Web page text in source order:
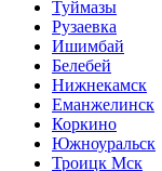
Туймазы
Рузаевка
Ишимбай
Белебей
Нижнекамск
Еманжелинск
Коркино
Южноуральск
Троицк Мск